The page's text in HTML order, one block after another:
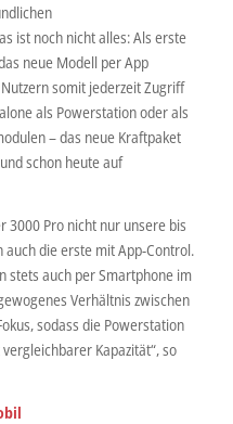
ist noch nicht alles: Als erste
neue Modell per App
somit jederzeit Zugriff
als Powerstation oder als
– das neue Kraftpaket
schon heute auf
3000 Pro nicht nur unsere bis
die erste mit App-Control.
stets auch per Smartphone im
Verhältnis zwischen
sodass die Powerstation
Kapazität“, so